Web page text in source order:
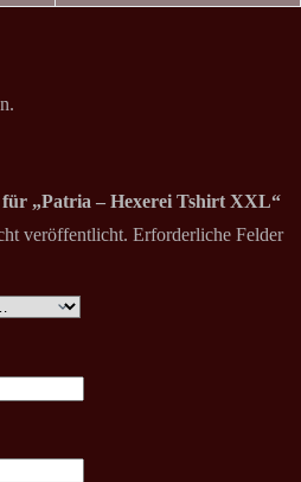
für „Patria – Hexerei Tshirt XXL“
veröffentlicht. Erforderliche Felder